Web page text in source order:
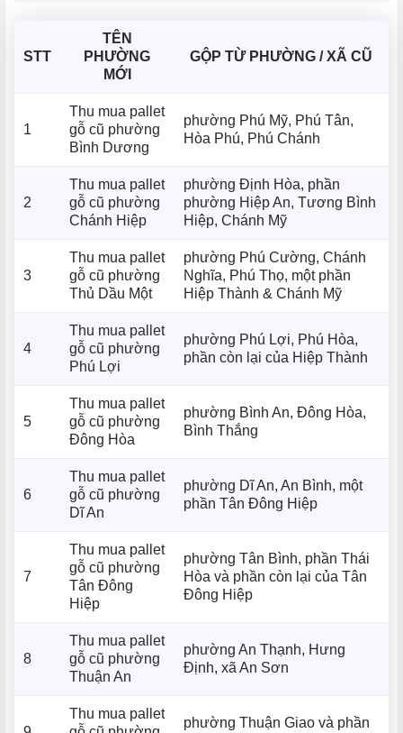
STT
TÊN
PHƯỜNG
MỚI
GỘP TỪ PHƯỜNG / XÃ CŨ
1
Thu mua pallet
gỗ cũ phường
Bình Dương
phường Phú Mỹ, Phú Tân,
Hòa Phú, Phú Chánh
2
Thu mua pallet
gỗ cũ phường
Chánh Hiệp
phường Định Hòa, phần
phường Hiệp An, Tương Bình
Hiệp, Chánh Mỹ
3
Thu mua pallet
gỗ cũ phường
Thủ Dầu Một
phường Phú Cường, Chánh
Nghĩa, Phú Thọ, một phần
Hiệp Thành & Chánh Mỹ
4
Thu mua pallet
gỗ cũ phường
Phú Lợi
phường Phú Lợi, Phú Hòa,
phần còn lại của Hiệp Thành
5
Thu mua pallet
gỗ cũ phường
Đông Hòa
phường Bình An, Đông Hòa,
Bình Thắng
6
Thu mua pallet
gỗ cũ phường
Dĩ An
phường Dĩ An, An Bình, một
phần Tân Đông Hiệp
7
Thu mua pallet
gỗ cũ phường
Tân Đông
Hiệp
phường Tân Bình, phần Thái
Hòa và phần còn lại của Tân
Đông Hiệp
8
Thu mua pallet
gỗ cũ phường
Thuận An
phường An Thạnh, Hưng
Định, xã An Sơn
Thu mua pallet
phường Thuận Giao và phần